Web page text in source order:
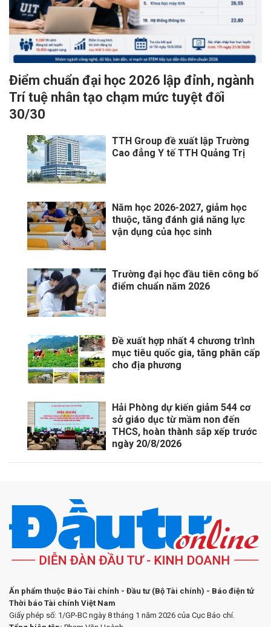
Điểm chuẩn đại học 2026 lập đỉnh, ngành
Trí tuệ nhân tạo chạm mức tuyệt đối
30/30
TTH Group đề xuất lập Trường
Cao đẳng Y tế TTH Quảng Trị
Năm học 2026-2027, giảm học
thuộc, tăng đánh giá năng lực
vận dụng của học sinh
Trường đại học đầu tiên công bố
điểm chuẩn năm 2026
Đề xuất hợp nhất 4 chương trình
mục tiêu quốc gia, tăng phân cấp
cho địa phương
Hải Phòng dự kiến giảm 544 cơ
sở giáo dục từ mầm non đến
THCS, hoàn thành sắp xếp trước
ngày 20/8/2026
Ấn phẩm thuộc Báo Tài chính - Đầu tư (Bộ Tài chính) - Báo điện tử
Thời báo Tài chính Việt Nam
Giấy phép số: 1/GP-BC ngày 8 tháng 1 năm 2026 của Cục Báo chí.